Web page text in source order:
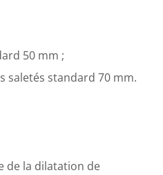
50 mm ;
saletés standard 70 mm.
de la dilatation de